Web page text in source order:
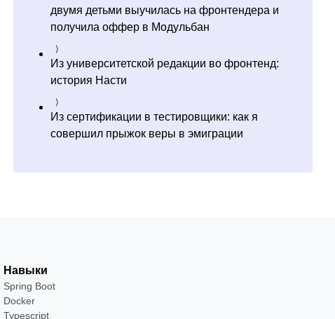
двумя детьми выучилась на фронтендера и
получила оффер в Модульбан
Из университетской редакции во фронтенд:
история Насти
Из сертификации в тестировщики: как я
совершил прыжок веры в эмиграции
Навыки
Spring Boot
Docker
Typescript